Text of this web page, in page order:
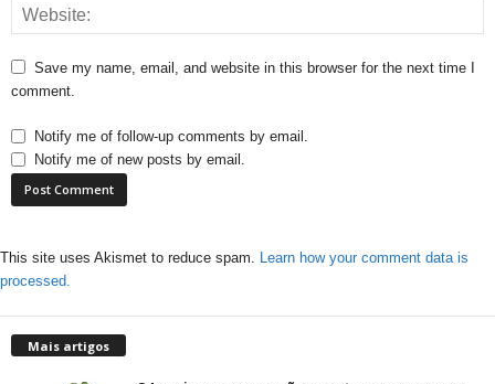
Save my name, email, and website in this browser for the next time I
comment.
Notify me of follow-up comments by email.
Notify me of new posts by email.
This site uses Akismet to reduce spam. Learn how your comment data is
processed.
Mais artigos